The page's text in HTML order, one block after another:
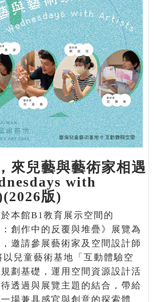
來兒藝與藝術家相遇
with
版)
本館B1教育展示空間的
：創作中的反覆與堆疊》展覽為
邀請參展藝術家及空間設計師
兒童藝術基地「互動體驗空
劃基礎，運用空間資源設計活
透過與展覽主題的結合，帶給
場兼具感官與創意的探索體